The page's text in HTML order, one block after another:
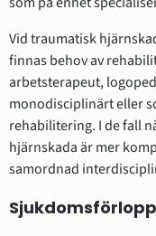
Vid traumatisk
finnas behov av
arbetsterapeut,
monodisciplinärt eller
rehabilitering. I de fall
hjärnskada är mer
samordnad
Sjukdomsförlopp